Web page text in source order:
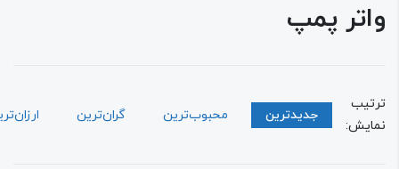
پمپ
جدیدترین محبوب‌ترین گران‌ترین ارزان‌ترین